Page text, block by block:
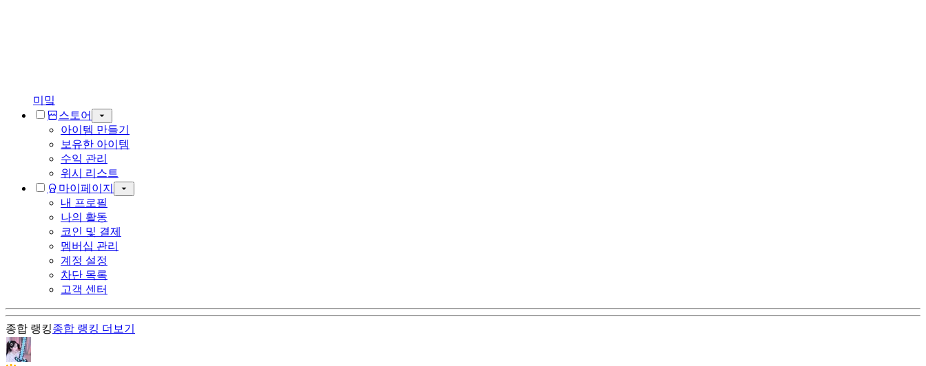
미밐
스토어
아이템 만들기
보유한 아이템
수익 관리
위시 리스트
마이페이지
내 프로필
나의 활동
코인 및 결제
멤버십 관리
계정 설정
차단 목록
고객 센터
종합 랭킹종합 랭킹 더보기